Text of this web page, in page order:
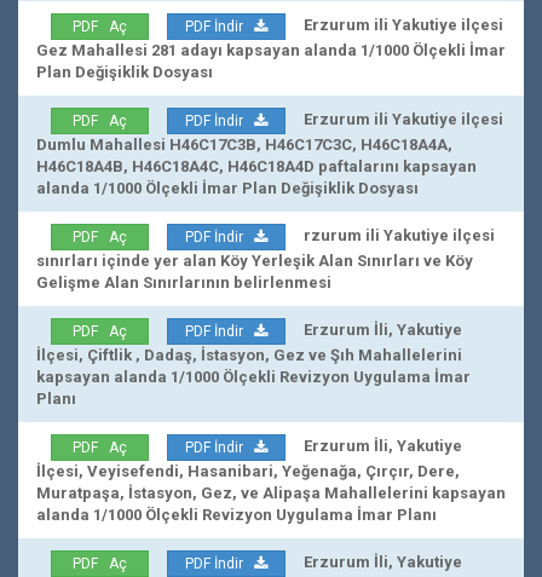
PDF Aç PDF İndir
Erzurum ili Yakutiye ilçesi
Gez Mahallesi 281 adayı kapsayan alanda 1/1000 Ölçekli İmar
Plan Değişiklik Dosyası
PDF Aç PDF İndir
Erzurum ili Yakutiye ilçesi
Dumlu Mahallesi H46C17C3B, H46C17C3C, H46C18A4A,
H46C18A4B, H46C18A4C, H46C18A4D paftalarını kapsayan
alanda 1/1000 Ölçekli İmar Plan Değişiklik Dosyası
PDF Aç PDF İndir
rzurum ili Yakutiye ilçesi
sınırları içinde yer alan Köy Yerleşik Alan Sınırları ve Köy
Gelişme Alan Sınırlarının belirlenmesi
PDF Aç PDF İndir
Erzurum İli, Yakutiye
İlçesi, Çiftlik , Dadaş, İstasyon, Gez ve Şıh Mahallelerini
kapsayan alanda 1/1000 Ölçekli Revizyon Uygulama İmar
Planı
PDF Aç PDF İndir
Erzurum İli, Yakutiye
İlçesi, Veyisefendi, Hasanibari, Yeğenağa, Çırçır, Dere,
Muratpaşa, İstasyon, Gez, ve Alipaşa Mahallelerini kapsayan
alanda 1/1000 Ölçekli Revizyon Uygulama İmar Planı
PDF Aç PDF İndir
Erzurum İli, Yakutiye